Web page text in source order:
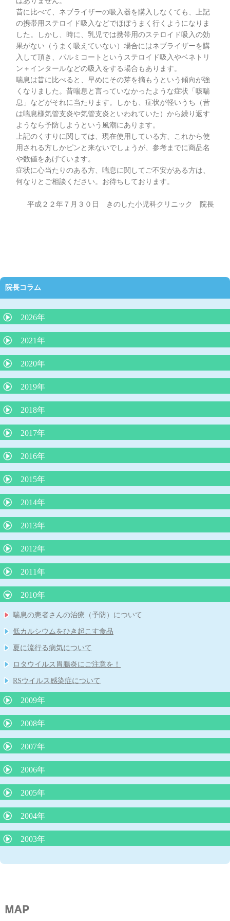
昔に比べて、ネブライザーの吸入器を購入しなくても、上記
の携帯用ステロイド吸入などでほぼうまく行くようになりま
した。しかし、時に、乳児では携帯用のステロイド吸入の効
果がない（うまく吸えていない）場合にはネブライザーを購
入して頂き、パルミコートというステロイド吸入やベネトリ
ン＋インタールなどの吸入をする場合もあります。
喘息は昔に比べると、早めにその芽を摘もうという傾向が強
くなりました。昔喘息と言っていなかったような症状「咳喘
息」などがそれに当たります。しかも、症状が軽いうち（昔
は喘息様気管支炎や気管支炎といわれていた）から繰り返す
ようなら予防しようという風潮にあります。
上記のくすりに関しては、現在使用している方、これから使
用される方しかピンと来ないでしょうが、参考までに商品名
や数値をあげています。
症状に心当たりのある方、喘息に関してご不安がある方は、
何なりとご相談ください。お待ちしております。
平成２２年７月３０日 きのした小児科クリニック 院長
院長コラム
2026年
抗生剤の正しい使い方（どんな時に必要か）
2021年
夜泣きにLGG乳酸菌（ヨーグルト）が効果的？
外来で３０分で分かるアレルギー検査は本当に信頼できるのか？
院長コラム 「魚アレルギー」
院長コラム アレルギー学会が言っている（積極的に負荷免疫療
院長コラム「魚をたべて蕁麻疹が出たら、魚アレルギーか？』
子宮頸がんワクチンを受けましょう！
2020年
院長コラム「アトピー性皮膚炎の最新知識：プロアクティブ療
法」
院長コラム 「子どもの便秘について」
子どもの微熱とは 院長コラム
院長コラム 令和２年５月号 「赤ちゃんは縦抱っこより、抱きし
められたい！」
乳児健診を受けられない保護者の方に伝えたいこと
花粉症の注射（ゾレア）治療について
子どもの睡眠
2019年
インフルエンザの最新知識
ウイルス性下痢に整腸剤は効果なし
自家栽培のジャガイモの食中毒に注意！
りんご病は何度もかかる？？
抗インフルエンザ薬 新薬ゾフルーザによる「耐性」とはどうい
う意味か？
空気嚥下症（くうきえんげしょう）
ちょっといいお話し
2018年
苺状血管腫の治療がレーザー治療から内服（プロプラノロール）
治療へ
嘔吐下痢症に、吐き気止めや整腸剤は必要？？
「抗生剤は検査なしで出してはならない」という声明文（日本小
児科医会）
おちんちんの「むきむき体操」に物申す
手足口病について
今、お子さんが飲んでいる薬、本当に必要ですか？
新しいインフルエンザ治療薬「ゾフルーザ」について
2017年
子どもの肥満と肥満症
シナジス接種します
溶連菌感染症後の尿検査について
「３歳の自我の芽生え」
耳掃除はしてはいけません！
ヒトメタニウモウイルスとは何者だ？
アレルギー検査では見つからないミルクアレルギー
子どもを抱きしめるほど頭が良くなる
「子どもののほめ方、叱り方」
重症なアレルギー性鼻炎とレーザー治療
「重症なアレルギー性鼻炎とレーザー治療」
食物アレルギーと離乳食
牛乳と便秘
便秘と牛乳
赤ちゃんの抜け毛
2016年
赤ちゃんの仙尾部の皮膚のくぼみ
L8020乳酸菌による虫歯予防
揺さぶられ症候群
４歳まで授乳を
子どもとスマホ
鉄欠乏性貧血
不思議の国のアリス症候群
３歳までの子育てに大切なこと その２
感染症の登園の許可
おたふく風邪と難聴
「熱性けいれん」について
B型肝炎予防ワクチンの定期接種
「自閉症スペクトラム」について
子どもの紫外線対策
寝ている子どもの脳にも影響をあたえるテレビの音
2015年
小１プロブレムとは
かぜの薬ー院長のひとりごと
子どもの謎の“あるある”行動
子どもを傷つける言葉、行為とは？
熱中症のメカニズムと症状に対する救急処置
赤ちゃんの授乳について
2014年
３歳までの子育てに大切なこと
子どものわがままやめさせる魔法のフレーズ
最新、人気の絵本の紹介（３冊）
子どもに使ってはいけないNGワード
包茎の赤ちゃんの対処
B型肝炎予防ワクチンを受けましょう！
B型肝炎ワクチンを受けましょう！その２
2013年
夜尿症に対する最新治療について
運動会の競争で勝つ方法
コミュニケーションがとれない子どもたち
４歳の頃に本をたくさん読むと頭が良くなる？
赤ちゃんを泣き止ませるための必殺アラカルト
溶連菌感染症の治療
妊娠と知らずに麻疹風疹混合ワクチンや風疹ワクチンを接種した
インフルエンザの登校、登園禁止期間について
2012年
予防接種の同時接種とその効果について
将来、６種混合ワクチンになる日が来る？
2011年
ロタウイルス胃腸炎予防ワクチン
2010年
喘息の患者さんの治療（予防）について
低カルシウムをひき起こす食品
夏に流行る病気について
ロタウイルス胃腸炎にご注意を！
RSウイルス感染症について
2009年
インフルエンザの重篤な合併症
夏に流行るエンテロウイルス感染症について
平和のいのり
長く続く咳
カゼに副鼻腔炎はつきもの
2008年
子どものじんましん
子どもの諸症状の考え方と対処について
起立性調節障害：ODについて
虫さされ
子どものおちんちんや肛門付近の病気
子どもは何処まで親に似るのか
2007年
ノロウイルスの猛威
喘息予防の最前線
子どものおっぱいの話
うんちの色の話
傷は消毒しないで！
胃炎、腸炎を除く子どもの腹痛
子どもの中耳炎に対する先進国での対応
2006年
冬場に流行る要注意な病気
臍まわりは身長の半分以下が命を守る
脚気にご用心
ADEMってなんだ？
薄着で子どもの体が強くなる？
2005年
臍ヘルニアは放っておけない
病気のときのお風呂
赤ちゃんの睡眠リズム
成長痛ってなんだ？
2004年
耳のそうじ
2003年